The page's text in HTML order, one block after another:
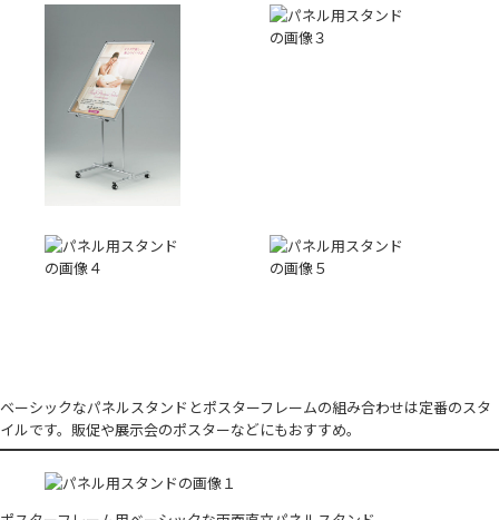
ベーシックなパネルスタンドとポスターフレームの組み合わせは定番のスタ
イルです。販促や展示会のポスターなどにもおすすめ。